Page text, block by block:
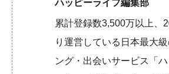
ハッピーライフ編集部
累計登録数3,500万以上、
り運営している日本最大
ング・出会いサービス「